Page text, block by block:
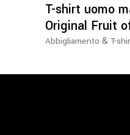
T-shirt uomo
Original Fruit
Abbigliamento & T-